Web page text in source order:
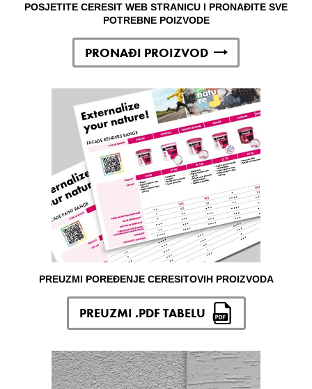
POSJETITE CERESIT WEB STRANICU I PRONAĐITE SVE
POTREBNE POIZVODE
PRONAĐI PROIZVOD
PREUZMI POREĐENJE CERESITOVIH PROIZVODA
PREUZMI .PDF TABELU